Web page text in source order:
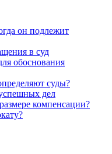
он подлежит
в суд
обоснования
суды?
дел
компенсации?